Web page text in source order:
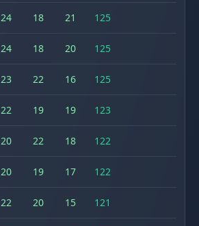
24 18 21 125
24 18 20 125
23 22 16 125
22 19 19 123
20 22 18 122
20 19 17 122
22 20 15 121